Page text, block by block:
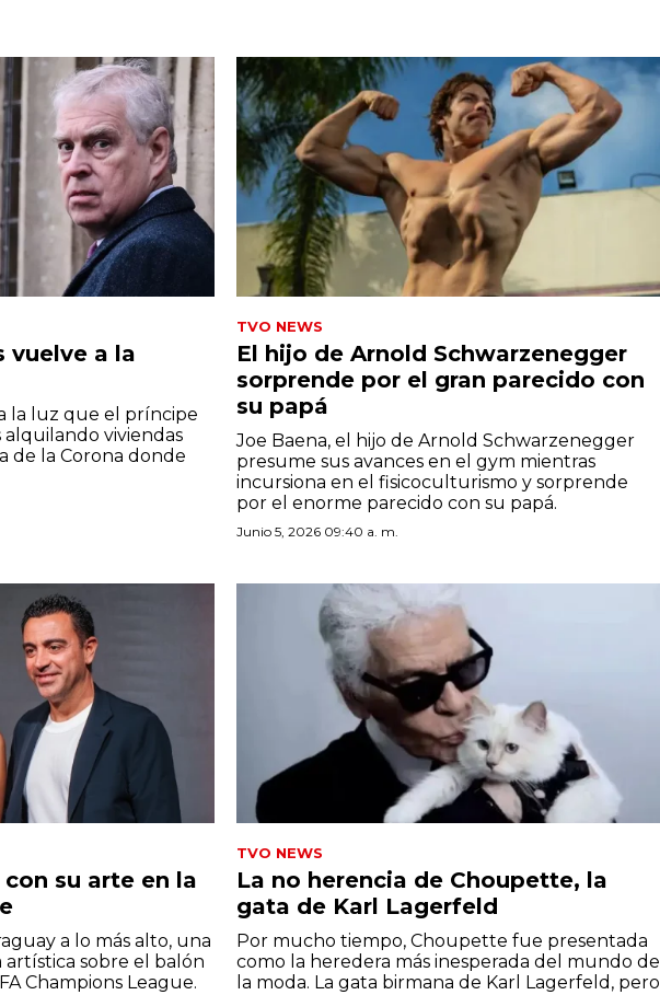
vuelve a la
la luz que el príncipe
viviendas
de la Corona donde
TVO NEWS
El hijo de Arnold Schwarzenegger
sorprende por el gran parecido con
su papá
Joe Baena, el hijo de Arnold Schwarzenegger
presume sus avances en el gym mientras
incursiona en el fisicoculturismo y sorprende
por el enorme parecido con su papá.
Junio 5, 2026 09:40 a. m.
su arte en la
a lo más alto, una
artística sobre el balón
Champions League.
TVO NEWS
La no herencia de Choupette, la
gata de Karl Lagerfeld
Por mucho tiempo, Choupette fue presentada
como la heredera más inesperada del mundo de
la moda. La gata birmana de Karl Lagerfeld, pero